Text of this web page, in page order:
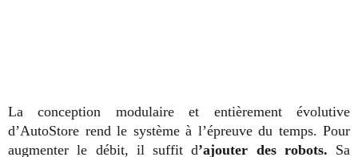
La conception modulaire et entièrement évolutive
d’AutoStore rend le système à l’épreuve du temps. Pour
augmenter le débit, il suffit d’ajouter des robots. Sa